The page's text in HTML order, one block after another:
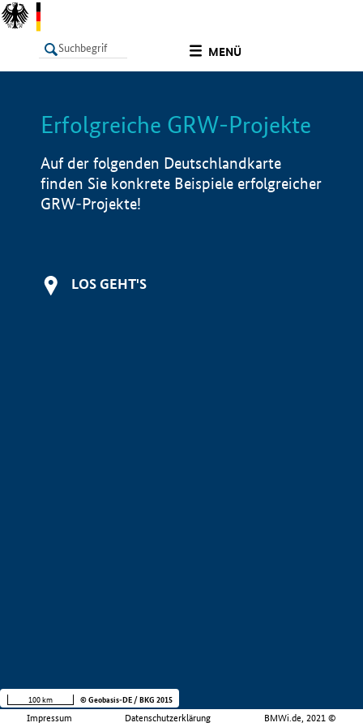
MENÜ
LISTE Info
Erfolgreiche GRW-Projekte
Auf der folgenden Deutschlandkarte
finden Sie konkrete Beispiele erfolgreicher
GRW-Projekte!
LOS GEHT'S
Impressum Datenschutzerklärung BMWi.de, 2021 ©
100 km © Geobasis-DE / BKG 2015